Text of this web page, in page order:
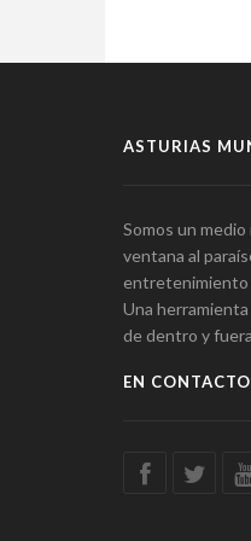
ASTURIAS
Somos un
ventana al
entretenimiento
Una
de dentro y
EN CONTACTO